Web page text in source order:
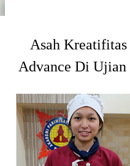
Asah Kreatifitas
Advance Di